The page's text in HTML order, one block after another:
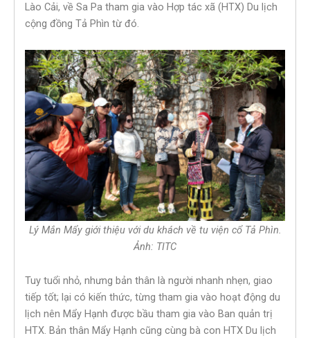
Lào Cải, về Sa Pa tham gia vào Hợp tác xã (HTX) Du lịch
cộng đồng Tả Phìn từ đó.
Lý Mắn Mẩy giới thiệu với du khách về tu viện cổ Tả Phìn.
Ảnh: TITC
Tuy tuổi nhỏ, nhưng bản thân là người nhanh nhẹn, giao
tiếp tốt; lại có kiến thức, từng tham gia vào hoạt động du
lịch nên Mẩy Hạnh được bầu tham gia vào Ban quản trị
HTX. Bản thân Mẩy Hạnh cũng cùng bà con HTX Du lịch